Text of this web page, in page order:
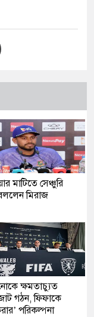
মাটিতে সেঞ্চুরি
মিরাজ
ক্ষমতাচ্যুত
গঠন, ফিফাকে
পরিকল্পনা